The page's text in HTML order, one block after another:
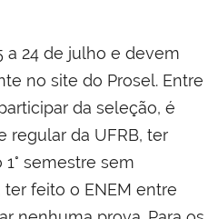
a 24 de julho e devem
no site do Prosel. Entre
da seleção, é
regular da UFRB, ter
semestre sem
feito o ENEM entre